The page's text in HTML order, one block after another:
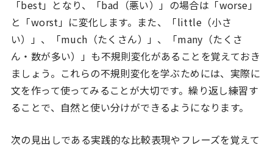
「best」となり、「bad（悪い）」の場合は「worse」
と「worst」に変化します。また、「little（小さ
い）」、「much（たくさん）」、「many（たくさ
ん・数が多い）」も不規則変化があることを覚えておき
ましょう。これらの不規則変化を学ぶためには、実際に
文を作って使ってみることが大切です。繰り返し練習す
ることで、自然と使い分けができるようになります。
次の見出しである実践的な比較表現やフレーズを覚えて